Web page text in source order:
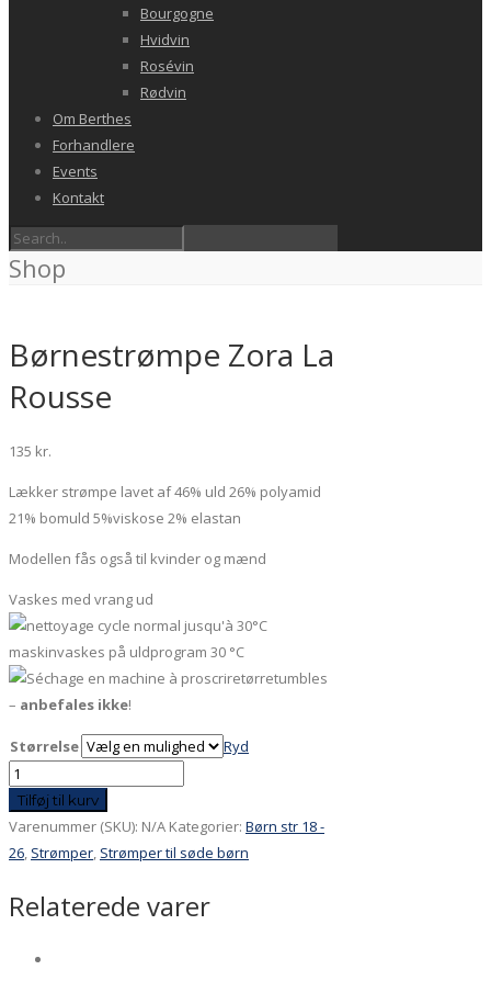
Bourgogne
Hvidvin
Rosévin
Rødvin
Om Berthes
Forhandlere
Events
Kontakt
Shop
Børnestrømpe Zora La
Rousse
135 kr.
Lækker strømpe lavet af 46% uld 26% polyamid
21% bomuld 5%viskose 2% elastan
Modellen fås også til kvinder og mænd
Vaskes med vrang ud
maskinvaskes på uldprogram 30 °C
tørretumbles
– anbefales ikke!
Størrelse
Ryd
Børnestrømpe
Zora
La
Rousse
Tilføj til kurv
Varenummer (SKU): N/A Kategorier: Børn str 18 -
26, Strømper, Strømper til søde børn
Relaterede varer